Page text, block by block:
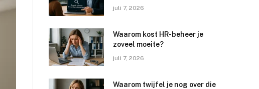
juli 7, 2026
Waarom kost HR-beheer je
zoveel moeite?
juli 7, 2026
Waarom twijfel je nog over die